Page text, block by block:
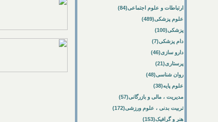
ارتباطات و علوم اجتماعی(84)
علوم پزشکی(489)
پزشکی(100)
دام پزشکی(7)
دارو سازی(46)
پرستاری(21)
روان شناسی(48)
علوم پایه(38)
مدیریت ، مالی و بازرگانی(57)
تربیت بدنی ، علوم ورزشی(172)
هنر و گرافیک(153)